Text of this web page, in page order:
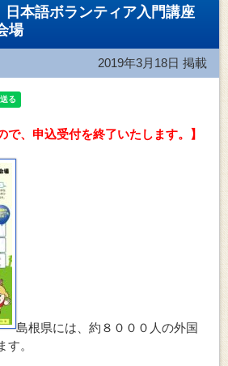
索
日本語ボランティア入門講座
場
2019年3月18日 掲載
で、申込受付を終了いたします。】
島根県には、約８０００人の外国
す。